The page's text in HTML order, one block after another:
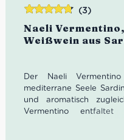
Naeli
Weißwein aus
(3)
Der Naeli
mediterrane Seele
und aromatisch
Vermentino
Kräutern. Ein sardischer
Bewertet
mit4.67
von 5